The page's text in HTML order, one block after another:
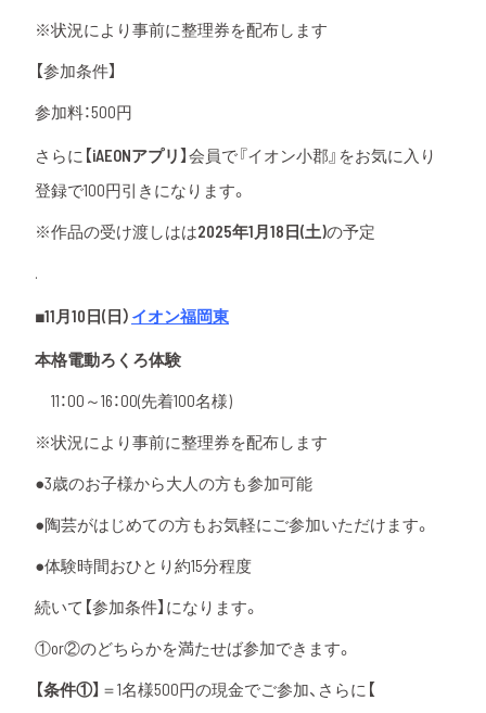
※状況により事前に整理券を配布します
【参加条件】
参加料：500円
さらに【iAEONアプリ】会員で『イオン小郡』をお気に入り
登録で100円引きになります。
※作品の受け渡しはは2025年1月18日(土)の予定
.
■11月10日(日） イオン福岡東
本格電動ろくろ体験
11：00～16：00(先着100名様)
※状況により事前に整理券を配布します
●3歳のお子様から大人の方も参加可能
●陶芸がはじめての方もお気軽にご参加いただけます。
●体験時間おひとり約15分程度
続いて【参加条件】になります。
①or②のどちらかを満たせば参加できます。
【条件①】 ＝1名様500円の現金でご参加、さらに 【